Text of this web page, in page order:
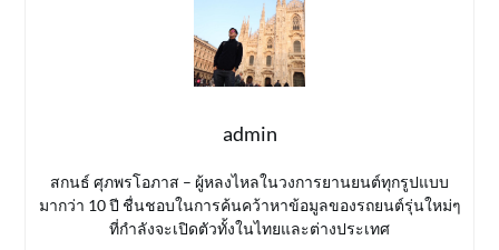
admin
สกนธ์ ศุภพรโอภาส – ผู้หลงไหลในวงการยานยนต์ทุกรูปแบบ
มากว่า 10 ปี ชื่นชอบในการค้นคว้าหาข้อมูลของรถยนต์รุ่นใหม่ๆ
ที่กำลังจะเปิดตัวทั้งในไทยและต่างประเทศ